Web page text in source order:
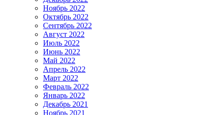
Ноябрь 2022
Октябрь 2022
Сентябрь 2022
Август 2022
Июль 2022
Июнь 2022
Май 2022
Апрель 2022
Март 2022
Февраль 2022
Январь 2022
Декабрь 2021
Ноябрь 2021